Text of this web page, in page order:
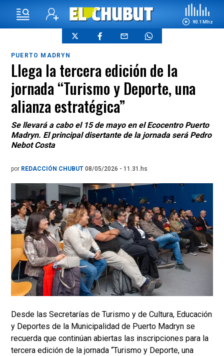
90.1 Mhz
PUERTO MADRYN
Llega la tercera edición de la
jornada “Turismo y Deporte, una
alianza estratégica”
Se llevará a cabo el 15 de mayo en el Ecocentro Puerto
Madryn. El principal disertante de la jornada será Pedro
Nebot Costa
por REDACCIÓN CHUBUT 08/05/2026 - 11.31.hs
Desde las Secretarías de Turismo y de Cultura, Educación
y Deportes de la Municipalidad de Puerto Madryn se
recuerda que continúan abiertas las inscripciones para la
tercera edición de la jornada “Turismo y Deporte, una